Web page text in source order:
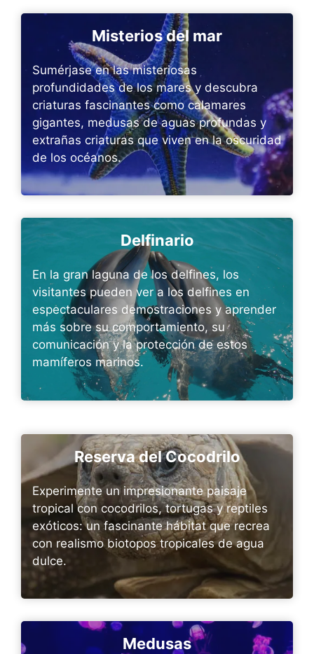
Misterios del mar
Sumérjase en las misteriosas
profundidades de los mares y descubra
criaturas fascinantes como calamares
gigantes, medusas de aguas profundas y
extrañas criaturas que viven en la oscuridad
de los océanos.
Delfinario
En la gran laguna de los delfines, los
visitantes pueden ver a los delfines en
espectaculares demostraciones y aprender
más sobre su comportamiento, su
comunicación y la protección de estos
mamíferos marinos.
Reserva del Cocodrilo
Experimente un impresionante paisaje
tropical con cocodrilos, tortugas y reptiles
exóticos: un fascinante hábitat que recrea
con realismo biotopos tropicales de agua
dulce.
Medusas